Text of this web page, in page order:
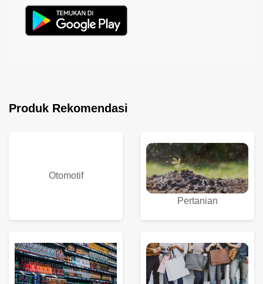
Produk Rekomendasi
Otomotif
Pertanian